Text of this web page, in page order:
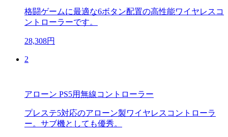
格闘ゲームに最適な6ボタン配置の高性能ワイヤレスコ
ントローラーです。
28,308円
2
アローン PS5用無線コントローラー
プレステ5対応のアローン製ワイヤレスコントローラ
ー。サブ機としても優秀。